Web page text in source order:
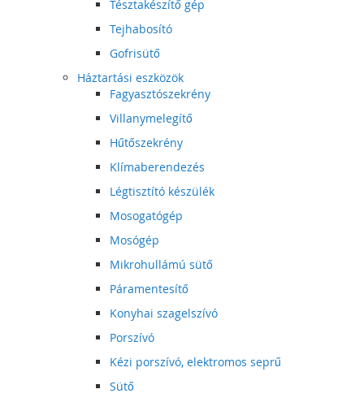
Tésztakészítő gép
Tejhabosító
Gofrisütő
Háztartási eszközök
Fagyasztószekrény
Villanymelegítő
Hűtőszekrény
Klímaberendezés
Légtisztító készülék
Mosogatógép
Mosógép
Mikrohullámú sütő
Páramentesítő
Konyhai szagelszívó
Porszívó
Kézi porszívó, elektromos seprű
Sütő